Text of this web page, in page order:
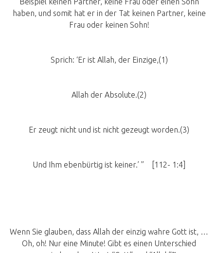
haben, und somit hat er in der Tat keinen Partner, keine
Frau oder keinen Sohn!
Sprich: ‘Er ist Allah, der Einzige,(1)
Allah der Absolute.(2)
Er zeugt nicht und ist nicht gezeugt worden.(3)
Und Ihm ebenbürtig ist keiner.’ ” [112- 1:4]
Wenn Sie glauben, dass Allah der einzig wahre Gott ist, …
Oh, oh! Nur eine Minute! Gibt es einen Unterschied